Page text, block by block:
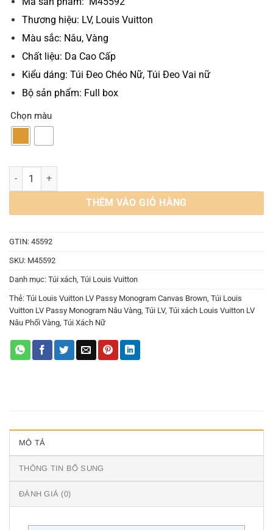
Thương hiệu: LV, Louis Vuitton
Màu sắc: Nâu, Vàng
Chất liệu: Da Cao Cấp
Kiểu dáng: Túi Đeo Chéo Nữ, Túi Đeo Vai nữ
Bộ sản phẩm: Full box
Chọn màu
Túi Louis Vuitton LV Passy Monogram Canvas Brown M45592 số
THÊM VÀO GIỎ HÀNG
GTIN: 45592
SKU: M45592
Danh mục: Túi xách, Túi Louis Vuitton
Thẻ: Túi Louis Vuitton LV Passy Monogram Canvas Brown, Túi Louis
Vuitton LV Passy Monogram Nâu Vàng, Túi LV, Túi xách Louis Vuitton LV
Nâu Phối Vàng, Túi Xách Nữ
MÔ TẢ
THÔNG TIN BỔ SUNG
ĐÁNH GIÁ (0)